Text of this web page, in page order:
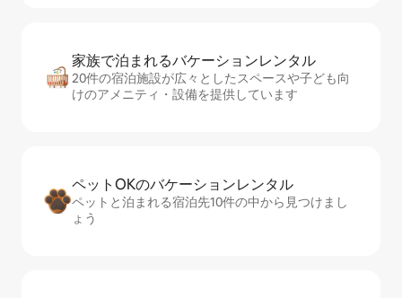
家族で泊まれるバ⁠ケ⁠ー⁠シ⁠ョ⁠ンレ⁠ン⁠タ⁠ル
20件の宿泊施設が広々としたスペースや子ども向
けのアメニティ・設備を提供しています
ペットOKのバ⁠ケ⁠ー⁠シ⁠ョ⁠ンレ⁠ン⁠タ⁠ル
ペットと泊まれる宿泊先10件の中から見つけまし
ょう